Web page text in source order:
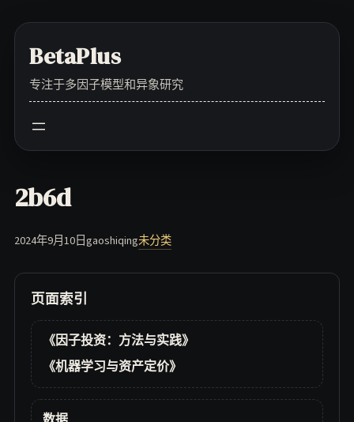
contentBetaPlus
专注于多因子模型和异象研究
2b6d
2024年9月10日gaoshiqing未分类
页面索引
《因子投资：方法与实践》
《机器学习与资产定价》